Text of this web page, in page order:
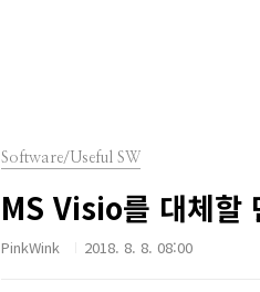
Software/Useful SW
MS Visio를 대체할
PinkWink 2018. 8. 8. 08:00